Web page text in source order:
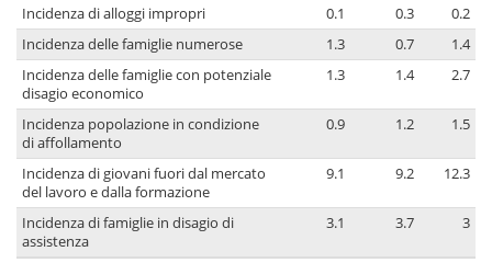
Incidenza di alloggi impropri 0.1 0.3
0.2
Incidenza delle famiglie numerose
1.3 0.7
1.4
Incidenza delle famiglie con potenziale
disagio economico
1.3 1.4 2.7
Incidenza popolazione in condizione
di affollamento
0.9 1.2 1.5
Incidenza di giovani fuori dal mercato
del lavoro e dalla formazione
9.1 9.2 12.3
Incidenza di famiglie in disagio di
assistenza
3.1 3.7 3